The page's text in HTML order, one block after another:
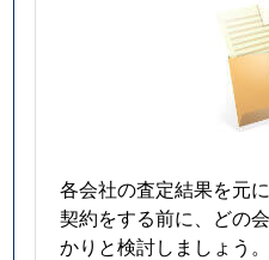
各会社の査定結果を元
契約をする前に、どの
かりと検討しましょう。